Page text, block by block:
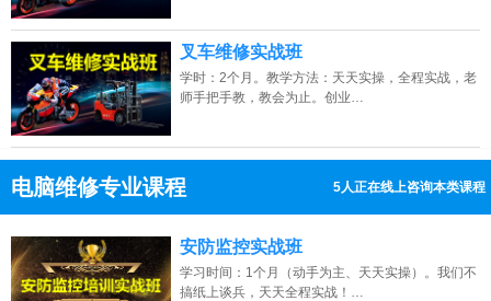
叉车维修实战班
学时：2个月。教学方法：天天实操，全程实战，老
师手把手教，教会为止。创业…
电脑维修专业课程 8人正在线上咨询本类课程
点击免费咨询电话：13807313137
安防监控实战班
学习时间：1个月（动手为主、天天实操）。我们不
搞纸上谈兵，天天全程实战！…